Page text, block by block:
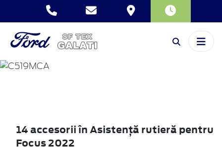
FOCUS
14 accesorii în Asistenţă rutieră pentru
Focus 2022